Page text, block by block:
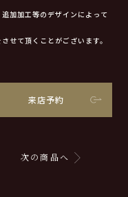
加加工等のデザインによって
せて頂くことがございます。
来店予約
次の商品へ